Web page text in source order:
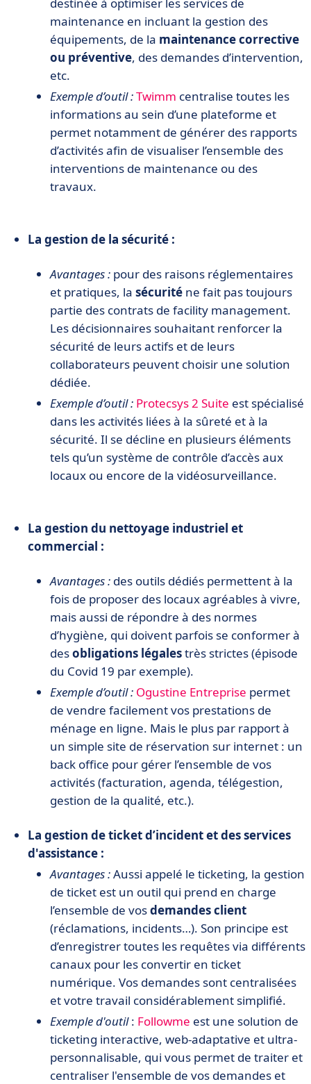
maintenance en incluant la gestion des
équipements, de la maintenance corrective
ou préventive, des demandes d’intervention,
etc.
Exemple d’outil :Twimm centralise toutes les
informations au sein d’une plateforme et
permet notamment de générer des rapports
d’activités afin de visualiser l’ensemble des
interventions de maintenance ou des
travaux.
La gestion de la sécurité :
Avantages : pour des raisons réglementaires
et pratiques, la sécurité ne fait pas toujours
partie des contrats de facility management.
Les décisionnaires souhaitant renforcer la
sécurité de leurs actifs et de leurs
collaborateurs peuvent choisir une solution
dédiée.
Exemple d’outil : Protecsys 2 Suite est spécialisé
dans les activités liées à la sûreté et à la
sécurité. Il se décline en plusieurs éléments
tels qu’un système de contrôle d’accès aux
locaux ou encore de la vidéosurveillance.
La gestion du nettoyage industriel et
commercial :
Avantages : des outils dédiés permettent à la
fois de proposer des locaux agréables à vivre,
mais aussi de répondre à des normes
d’hygiène, qui doivent parfois se conformer à
desobligations légalestrès strictes (épisode
du Covid 19 par exemple).
Exemple d’outil : Ogustine Entreprise permet
de vendre facilement vos prestations de
ménage en ligne. Mais le plus par rapport à
un simple site de réservation sur internet : un
back office pour gérer l’ensemble de vos
activités (facturation, agenda, télégestion,
gestion de la qualité, etc.).
La gestion de ticket d’incident et des services
d'assistance :
Avantages :Aussi appelé le ticketing, la gestion
de ticket est un outil qui prend en charge
l’ensemble de vosdemandes client
(réclamations, incidents…). Son principe est
d’enregistrer toutes les requêtes via différents
canaux pour les convertir en ticket
numérique. Vos demandes sont centralisées
et votre travail considérablement simplifié.
Exemple d'outil : Followme est une solution de
ticketing interactive, web-adaptative et ultra-
personnalisable, qui vous permet de traiter et
centraliser l'ensemble de vos demandes et